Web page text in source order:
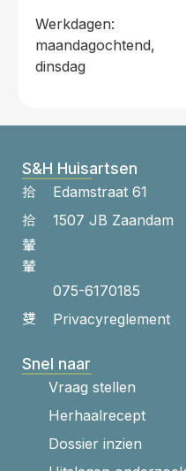
Werkdagen:
maandagochtend,
dinsdag
S&H Huisartsen
Edamstraat 61
1507 JB Zaandam
075-6170185
Privacyreglement
Snel naar
Vraag stellen
Herhaalrecept
Dossier inzien